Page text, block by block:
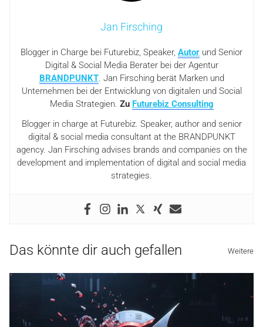
Jan Firsching
Blogger in Charge bei Futurebiz, Speaker, Autor und Senior
Digital & Social Media Berater bei der Agentur
BRANDPUNKT. Jan Firsching berät Marken und
Unternehmen bei der Entwicklung von digitalen und Social
Media Strategien. Zu Futurebiz Consulting
Blogger in charge at Futurebiz. Speaker, author and senior
digital & social media consultant at the BRANDPUNKT
agency. Jan Firsching advises brands and companies on the
development and implementation of digital and social media
strategies.
Das könnte dir auch gefallen Weitere